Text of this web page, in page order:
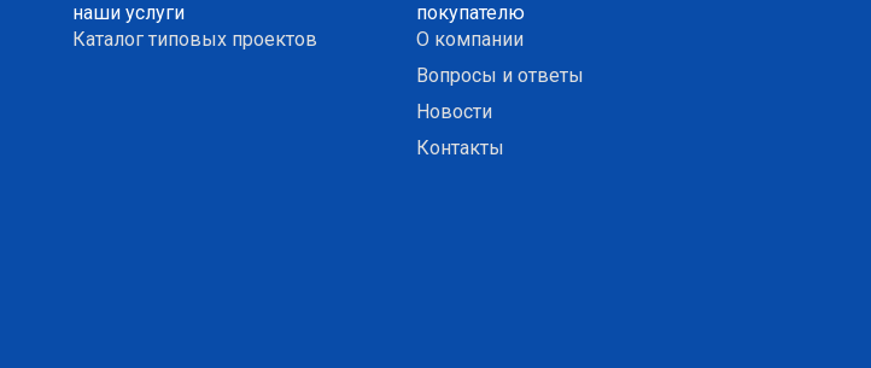
наши услуги
Каталог типовых проектов
покупателю
О компании
Вопросы и ответы
Новости
Контакты